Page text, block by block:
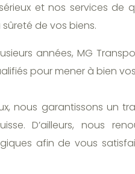
et nos services de
de vos biens.
années, MG
pour mener à bien
nous garantissons un
D’ailleurs, nous
afin de vous